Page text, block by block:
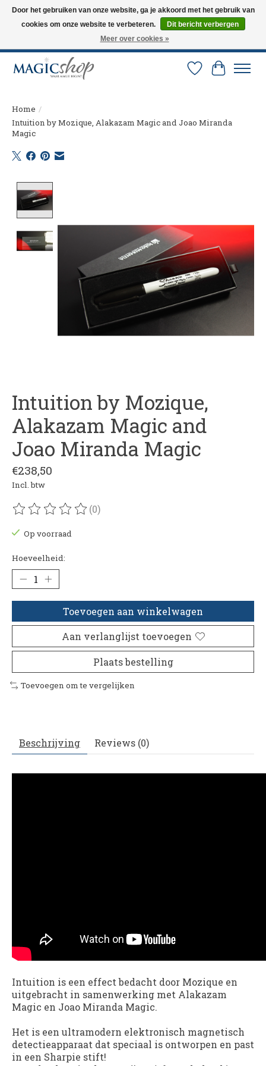
Altijd de nieuwste trucs op voorraad. Snelle verzending via PostNL en DHL.
Langskomen in onze winkel? Bel of mail om een afspraak te maken. 0251-
Verlanglijst
Home /
Intuition by Mozique, Alakazam Magic and Joao Miranda
Magic
Intuition by Mozique,
Alakazam Magic and
Joao Miranda Magic
€238,50
Incl. btw
De beoordeling van dit product is
(0)
Op voorraad
Hoeveelheid:
Toevoegen aan winkelwagen
Aan verlanglijst toevoegen
Plaats bestelling
Toevoegen om te vergelijken
Beschrijving Reviews (0)
Intuition is een effect bedacht door Mozique en
uitgebracht in samenwerking met Alakazam
Magic en Joao Miranda Magic.
Het is een ultramodern elektronisch magnetisch
detectieapparaat dat speciaal is ontworpen en past
in een Sharpie stift!
Door het gebruiken van onze website, ga je akkoord met het gebruik van
cookies om onze website te verbeteren.
Dit bericht verbergen
Meer over cookies »